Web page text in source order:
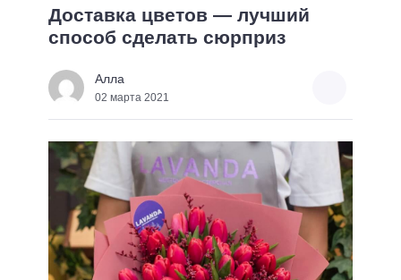
Доставка цветов — лучший
способ сделать сюрприз
Алла
02 марта 2021